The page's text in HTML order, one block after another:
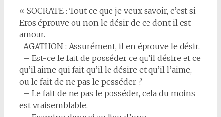
« SOCRATE : Tout ce que je veux savoir, c’est si
Eros éprouve ou non le désir de ce dont il est
amour.
AGATHON : Assurément, il en éprouve le désir.
– Est-ce le fait de posséder ce qu’il désire et ce
qu’il aime qui fait qu’il le désire et qu’il l’aime,
ou le fait de ne pas le posséder ?
– Le fait de ne pas le posséder, cela du moins
est vraisemblable.